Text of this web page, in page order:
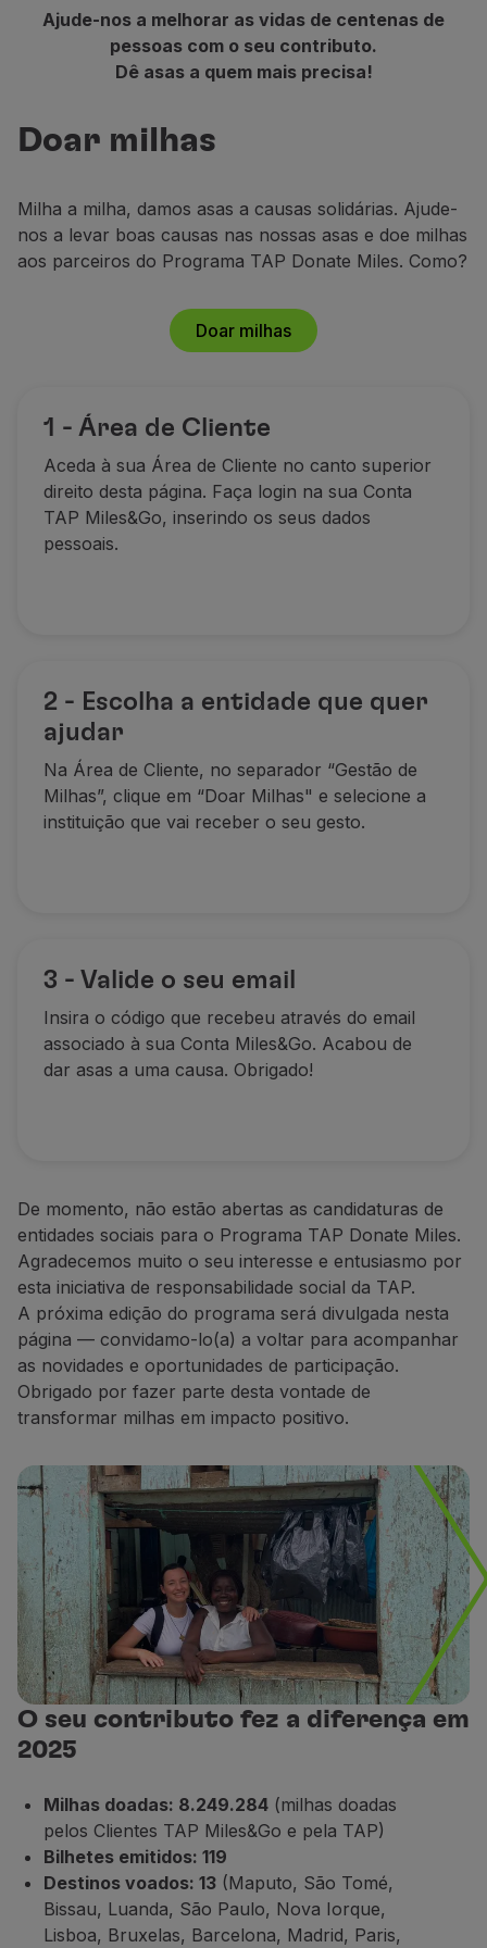
Ajude-nos a melhorar as vidas de centenas de
pessoas com o seu contributo.
Dê asas a quem mais precisa!
Doar milhas
Milha a milha, damos asas a causas solidárias. Ajude-
nos a levar boas causas nas nossas asas e doe milhas
aos parceiros do Programa TAP Donate Miles. Como?
Doar milhas
1 - Área de Cliente
Aceda à sua Área de Cliente no canto superior
direito desta página. Faça login na sua Conta
TAP Miles&Go, inserindo os seus dados
pessoais.
2 - Escolha a entidade que quer
ajudar
Na Área de Cliente, no separador “Gestão de
Milhas”, clique em “Doar Milhas" e selecione a
instituição que vai receber o seu gesto.
3 - Valide o seu email
Insira o código que recebeu através do email
associado à sua Conta Miles&Go. Acabou de
dar asas a uma causa. Obrigado!
De momento, não estão abertas as candidaturas de
entidades sociais para o Programa TAP Donate Miles.
Agradecemos muito o seu interesse e entusiasmo por
esta iniciativa de responsabilidade social da TAP.
A próxima edição do programa será divulgada nesta
página — convidamo-lo(a) a voltar para acompanhar
as novidades e oportunidades de participação.
Obrigado por fazer parte desta vontade de
transformar milhas em impacto positivo.
O seu contributo fez a diferença em
2025
Milhas doadas: 8.249.284 (milhas doadas
pelos Clientes TAP Miles&Go e pela TAP)
Bilhetes emitidos: 119
Destinos voados: 13 (Maputo, São Tomé,
Bissau, Luanda, São Paulo, Nova Iorque,
Lisboa, Bruxelas, Barcelona, Madrid, Paris,